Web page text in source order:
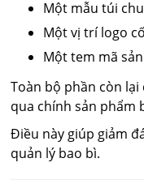
Một mẫu túi
Một vị trí logo
Một tem mã
Toàn bộ phần còn
qua chính sản phẩm
Điều này giúp giảm
quản lý bao bì.